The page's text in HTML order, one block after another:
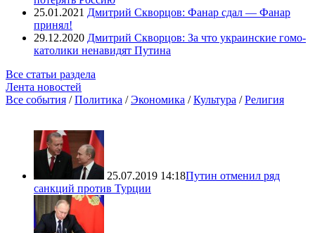
25.01.2021 Дмитрий Скворцов: Фанар сдал — Фанар
принял!
29.12.2020 Дмитрий Скворцов: За что украинские гомо-
католики ненавидят Путина
Все статьи раздела
Лента новостей
Все события /Политика /Экономика /Культура /Религия
25.07.2019 14:18Путин отменил ряд
санкций против Турции